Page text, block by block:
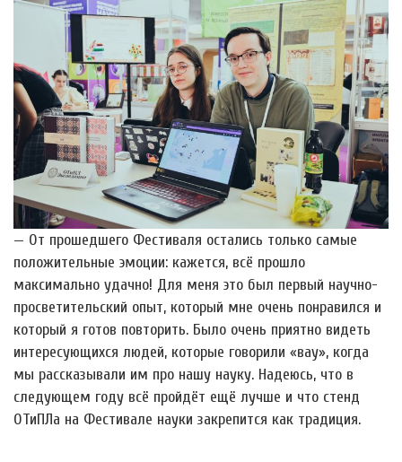
— От прошедшего Фестиваля остались только самые
положительные эмоции: кажется, всё прошло
максимально удачно! Для меня это был первый научно-
просветительский опыт, который мне очень понравился и
который я готов повторить. Было очень приятно видеть
интересующихся людей, которые говорили «вау», когда
мы рассказывали им про нашу науку. Надеюсь, что в
следующем году всё пройдёт ещё лучше и что стенд
ОТиПЛа на Фестивале науки закрепится как традиция.